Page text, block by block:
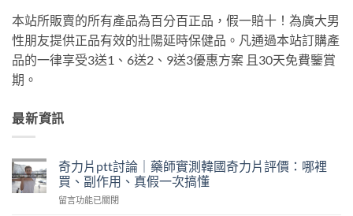
本站所販賣的所有產品為百分百正品，假一賠十！為廣大男
性朋友提供正品有效的壯陽延時保健品。凡通過本站訂購產
品的一律享受3送1、6送2、9送3優惠方案 且30天免費鑒賞
期。
最新資訊
奇力片ptt討論｜藥師實測韓國奇力片評價：哪裡
買、副作用、真假一次搞懂
在
留言功能已關閉